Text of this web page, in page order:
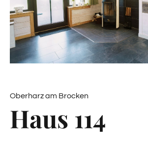
Oberharz am Brocken
Haus 114